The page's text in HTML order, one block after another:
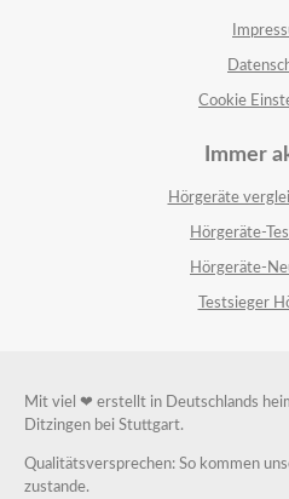
Cookie
Immer
Hörgeräte
Hörgeräte-
Hörgeräte-
Testsieger
Mit viel ❤ erstellt in Deutschlands
Ditzingen bei Stuttgart.
Qualitätsversprechen: So kommen
zustande.